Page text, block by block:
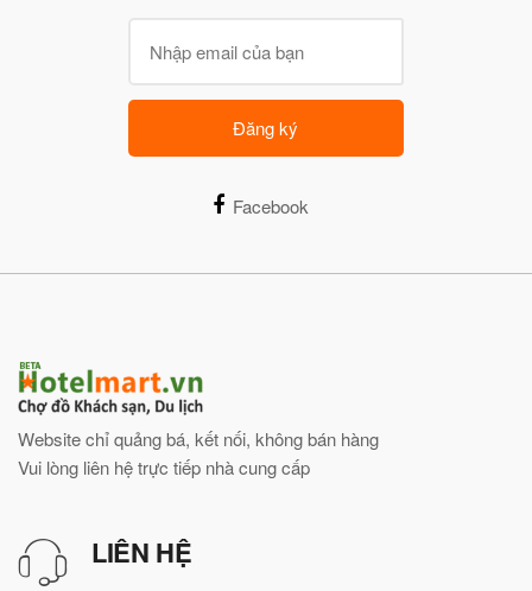
Đăng ký
Facebook
Website chỉ quảng bá, kết nối, không bán hàng
Vui lòng liên hệ trực tiếp nhà cung cấp
LIÊN HỆ